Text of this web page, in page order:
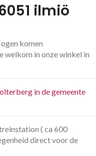
ilmiö
komen
welkom in onze winkel in
in de gemeente
( ca 600
direct voor de